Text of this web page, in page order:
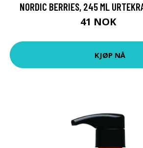
NORDIC BERRIES, 245 ML
41 NOK
KJØP NÅ